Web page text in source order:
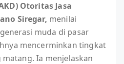
Otoritas Jasa
Siregar, menilai
muda di pasar
mencerminkan tingkat
Ia menjelaskan